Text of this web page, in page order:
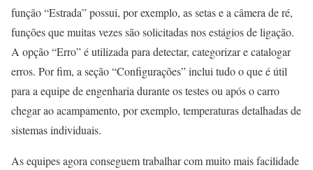
função “Estrada” possui, por exemplo, as setas e a câmera de ré,
funções que muitas vezes são solicitadas nos estágios de ligação.
A opção “Erro” é utilizada para detectar, categorizar e catalogar
erros. Por fim, a seção “Configurações” inclui tudo o que é útil
para a equipe de engenharia durante os testes ou após o carro
chegar ao acampamento, por exemplo, temperaturas detalhadas de
sistemas individuais.
As equipes agora conseguem trabalhar com muito mais facilidade